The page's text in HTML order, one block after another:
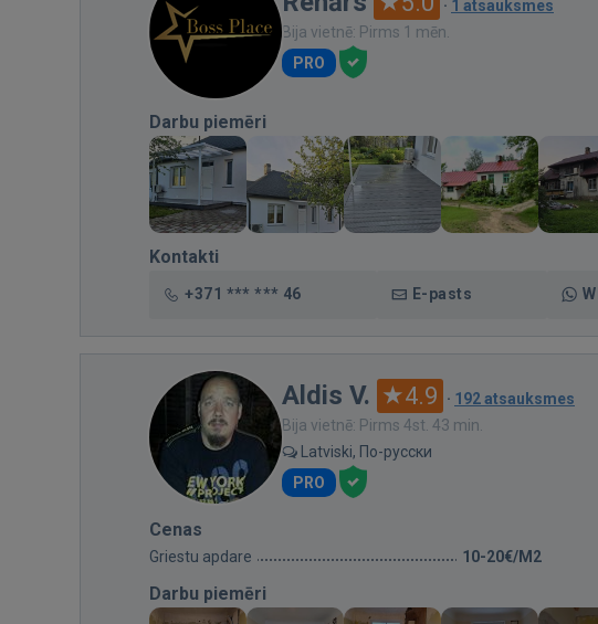
· 1 atsauksmes
Bija vietnē: Pirms 1 mēn.
PRO
Darbu piemēri
Kontakti
+371 *** *** 46 E-pasts
Aldis V. 4.9 · 192 atsauksmes
Bija vietnē: Pirms 4st. 43 min.
Latviski, По-русски
PRO
Cenas
Griestu apdare 10-20€/M2
Darbu piemēri